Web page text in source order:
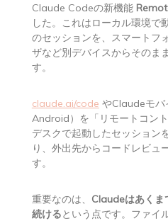
Claude Codeの新機能
した。これはローカル環境
のセッションを、スマートフ
ザなど別デバイスからそのま
す。
claude.ai/code やClaudeモバ
Android）を「リモートコン
デスクで起動したセッション
り、外出先からコードレビュ
す。
重要なのは、 Claudeはあくま
続けるという点です。ファイ